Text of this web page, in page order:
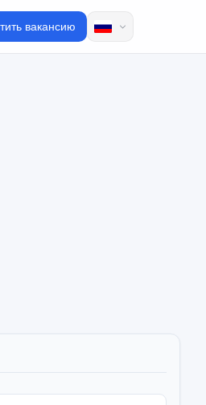
вакансию